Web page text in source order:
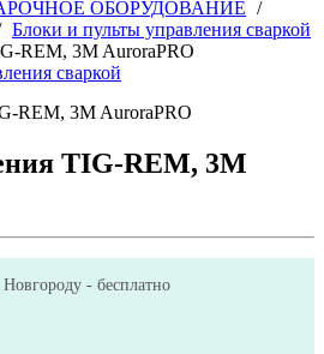
ОБОРУДОВАНИЕ /
Блоки и пульты управления сваркой
REM, 3M AuroraPRO
сваркой
TIG-REM, 3M
- бесплатно